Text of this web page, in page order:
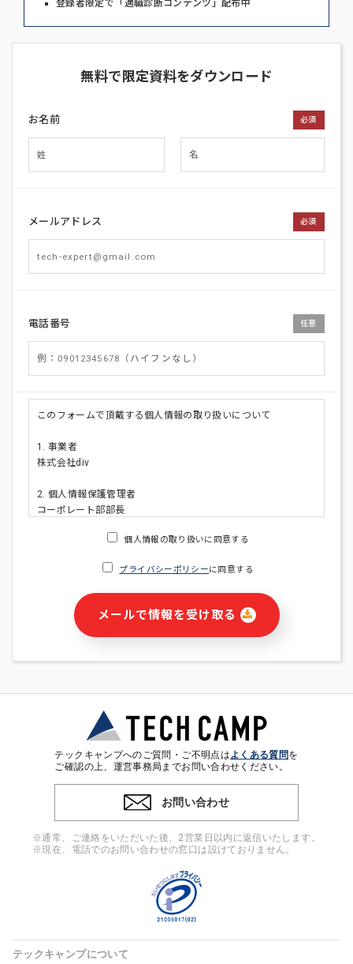
登録者限定で「適職診断コンテンツ」配布中
無料で限定資料をダウンロード
お名前 必須
メールアドレス 必須
電話番号 任意
このフォームで頂戴する個人情報の取り扱いについて
1. 事業者
株式会社div
2. 個人情報保護管理者
コーポレート部部長
・ご請求された資料の送付のため
・本サービス及び本サービスに関連する情報(当社及び第三者の
サービス又は商品等の広告配信・宣伝を含みますが、それらに
・個人(法人の場合は担当者)を識別できない形式に加工した統
計情報の作成および利用
※上記の利用目的に基づいた本人への連絡及び配信について
4. 個人情報の第三者提供
ンをとるために、氏名等の一部の情報をサービス内で使用する
チャットツールで発信することにより、本サービスの他の利用
者等に提供することがあります。
当社は事業運営上、前項利用目的の範囲に限って個人情報を外
高い委託先を選定し、個人情報の適正管理・機密保持について
個人情報の取り扱いに同意する
プライバシーポリシーに同意する
メールで情報を受け取る
テックキャンプへのご質問・ご不明点はよくある質問を
ご確認の上、運営事務局までお問い合わせください。
お問い合わせ
※通常、ご連絡をいただいた後、2営業日以内に返信いたします。
※現在、電話でのお問い合わせの窓口は設けておりません。
テックキャンプについて